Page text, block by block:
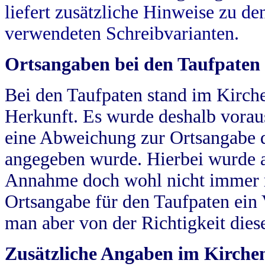
liefert zusätzliche Hinweise zu
verwendeten Schreibvarianten.
Ortsangaben bei den Taufpaten
Bei den Taufpaten stand im
Herkunft. Es wurde deshalb
eine Abweichung zur
angegeben wurde. Hierbei wurde
Annahme doch wohl nicht
Ortsangabe für den Taufpaten
man aber von der Richtigkeit
Zusätzliche Angaben im